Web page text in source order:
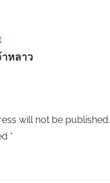
หลาว
will not be published.
*